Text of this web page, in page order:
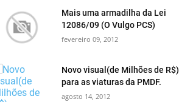
Mais uma armadilha da Lei
12086/09 (O Vulgo PCS)
fevereiro 09, 2012
Novo visual(de Milhões de R$)
para as viaturas da PMDF.
agosto 14, 2012